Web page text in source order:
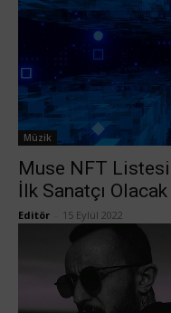
Müzik
Muse NFT
İlk Sanatçı Olacak
Editör 15 Eylül 2022